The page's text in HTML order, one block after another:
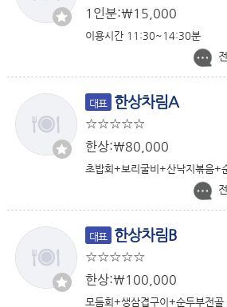
1인분:￦15,000
이용시간 11:30~14:30분
대표 한상차림A
한상:￦80,000
초밥회+보리굴비+산낙지볶음+
대표 한상차림B
한상:￦100,000
모듬회+생삼겹구이+순두부전골